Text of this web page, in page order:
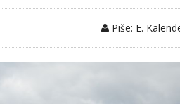
Piše: E.